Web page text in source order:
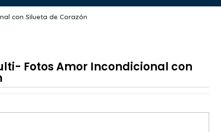
con Silueta de Corazón
Fotos Amor Incondicional con